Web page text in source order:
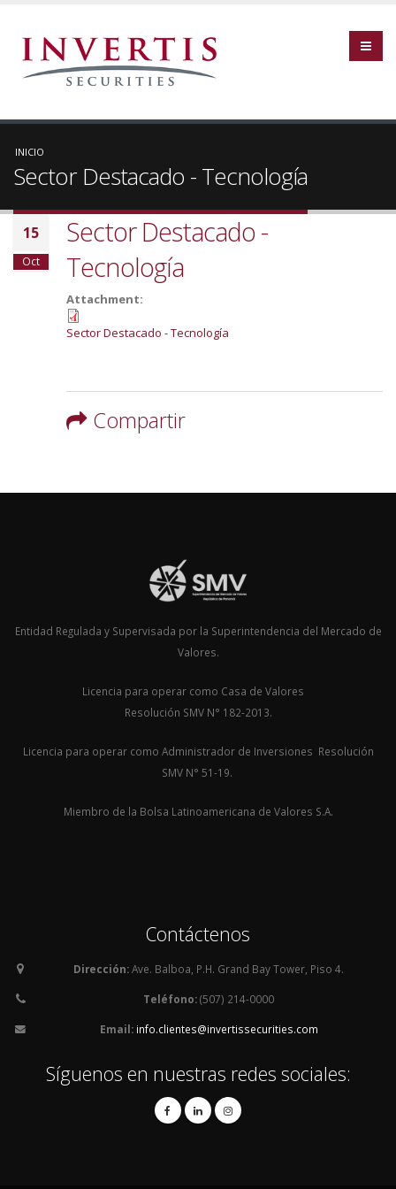
INICIO
Sector Destacado - Tecnología
15
Oct
Sector Destacado -
Tecnología
Attachment:
Sector Destacado - Tecnología
Compartir
Entidad Regulada y Supervisada por la Superintendencia del Mercado de
Valores.
Licencia para operar como Casa de Valores
Resolución SMV N° 182-2013.
Licencia para operar como Administrador de Inversiones Resolución
SMV N° 51-19.
Miembro de la Bolsa Latinoamericana de Valores S.A.
Contáctenos
Dirección:Ave. Balboa, P.H. Grand Bay Tower, Piso 4.
Teléfono:(507) 214-0000
Email: info.clientes@invertissecurities.com
Síguenos en nuestras redes sociales: